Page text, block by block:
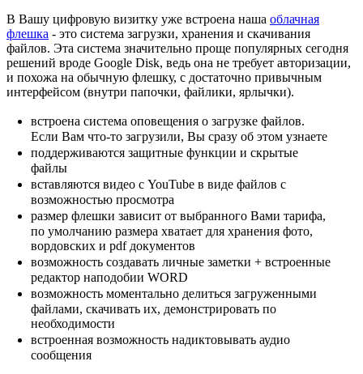
В Вашу цифровую визитку уже встроена наша облачная
флешка - это система загрузки, хранения и скачивания
файлов. Эта система значительно проще популярных сегодня
решений вроде Google Disk, ведь она не требует авторизации,
и похожа на обычную флешку, с достаточно привычным
интерфейсом (внутри папочки, файлики, ярлычки).
встроена система оповещения о загрузке файлов.
Если Вам что-то загрузили, Вы сразу об этом узнаете
поддерживаются защитные функции и скрытые
файлы
вставляются видео с YouTube в виде файлов с
возможностью просмотра
размер флешки зависит от выбранного Вами тарифа,
по умолчанию размера хватает для хранения фото,
вордовских и pdf документов
возможность создавать личные заметки + встроенные
редактор наподобии WORD
возможность моментально делиться загруженными
файлами, скачивать их, демонстрировать по
необходимости
встроенная возможность надиктовывать аудио
сообщения